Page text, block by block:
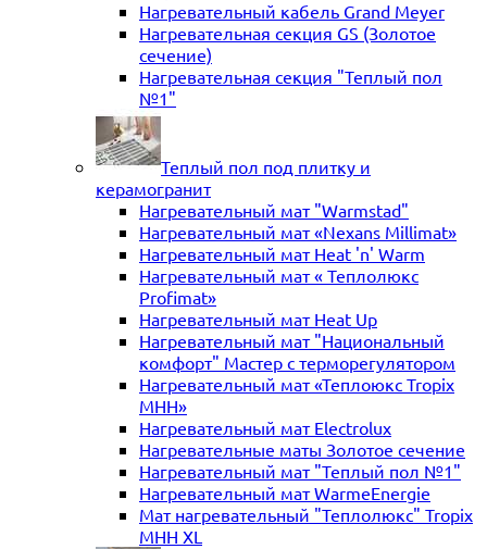
Нагревательный кабель Grand Meyer
Нагревательная секция GS (Золотое
сечение)
Нагревательная секция "Теплый пол
№1"
Теплый пол под плитку и
керамогранит
Нагревательный мат "Warmstad"
Нагревательный мат «Nexans Millimat»
Нагревательный мат Heat 'n' Warm
Нагревательный мат « Теплолюкс
Profimat»
Нагревательный мат Heat Up
Нагревательный мат "Национальный
комфорт" Мастер с терморегулятором
Нагревательный мат «Теплоюкс Tropix
MHH»
Нагревательный мат Electrolux
Нагревательные маты Золотое сечение
Нагревательный мат "Теплый пол №1"
Нагревательный мат WarmeEnergie
Мат нагревательный "Теплолюкс" Tropix
МНН XL